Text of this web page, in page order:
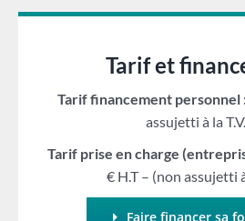
Tarif et
Tarif financement personnel
assujetti à la
Tarif prise en charge
€ H.T – (non assujetti
Faire financer sa